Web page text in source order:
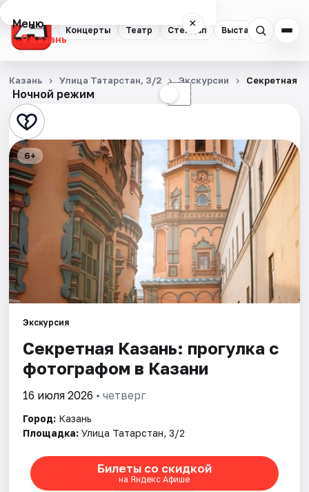
Концерты Театр Стендап Выставки
Меню ×
Казань
Концерты
Театр
Стендап
Выставки
Квесты
Экскурсии
Спорт
События
Города
Площадки
Рейтинги
Ночной режим ☾
Казань Улица Татарстан, 3/2 Экскурсии Секретная
6+
Экскурсия
Секретная Казань: прогулка с
фотографом в Казани
16 июля 2026 • четверг
Город: Казань
Площадка: Улица Татарстан, 3/2
Билеты со скидкой
на Яндекс Афише